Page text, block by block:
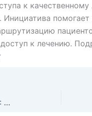
к
к лечению.
МИНЗДРАВ В ДЕНЬ ЗАЩИТЫ ДЕТЕЙ: О КОМПЛЕКСНЫХ МЕРАХ ПО ОХРАНЕ ЗДОРОВЬЯ РЕБЕНКА